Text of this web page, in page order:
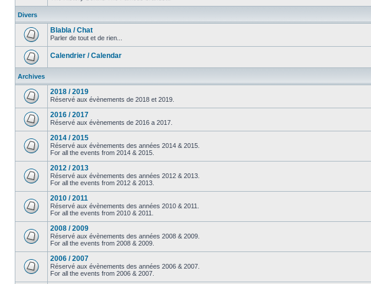
Divers
Blabla / Chat
Parler de tout et de rien...
Calendrier / Calendar
Archives
2018 / 2019
Réservé aux évènements de 2018 et 2019.
2016 / 2017
Réservé aux évènements de 2016 a 2017.
2014 / 2015
Réservé aux évènements des années 2014 & 2015.
For all the events from 2014 & 2015.
2012 / 2013
Réservé aux évènements des années 2012 & 2013.
For all the events from 2012 & 2013.
2010 / 2011
Réservé aux évènements des années 2010 & 2011.
For all the events from 2010 & 2011.
2008 / 2009
Réservé aux évènements des années 2008 & 2009.
For all the events from 2008 & 2009.
2006 / 2007
Réservé aux évènements des années 2006 & 2007.
For all the events from 2006 & 2007.